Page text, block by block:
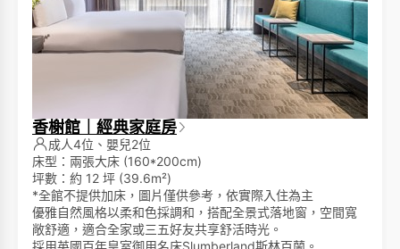
香榭館｜經典家庭房
成人4位、嬰兒2位
床型：兩張大床 (160*200cm)
坪數：約 12 坪 (39.6m²)
*全館不提供加床，圖片僅供參考，依實際入住為主
優雅自然風格以柔和色採調和，搭配全景式落地窗，空間寬
敞舒適，適合全家或三五好友共享舒活時光。
採用英國百年皇室御用名床Slumberland斯林百蘭。